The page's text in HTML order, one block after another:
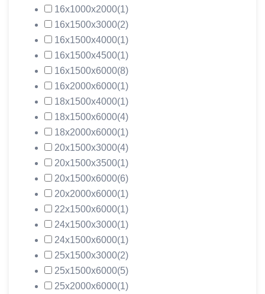
16х1000х2000(1)
16х1500х3000(2)
16х1500х4000(1)
16х1500х4500(1)
16х1500х6000(8)
16х2000х6000(1)
18х1500х4000(1)
18х1500х6000(4)
18х2000х6000(1)
20х1500х3000(4)
20х1500х3500(1)
20х1500х6000(6)
20х2000х6000(1)
22х1500х6000(1)
24х1500х3000(1)
24х1500х6000(1)
25х1500х3000(2)
25х1500х6000(5)
25х2000х6000(1)